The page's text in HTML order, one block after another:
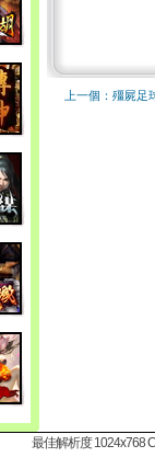
上一個：殭屍足
最佳解析度 1024x768